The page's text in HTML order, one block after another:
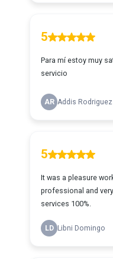
5
Para mí estoy muy
servicio
AR Addis Rodriguez
5
It was a pleasure
professional and
services 100%.
LD Libni Domingo